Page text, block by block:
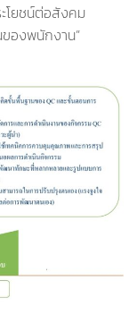
โยชน์ต่อสังคม
ของพนักงาน”